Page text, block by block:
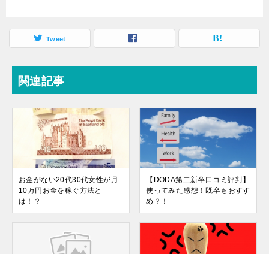
だからといってアフィリエイトが終わったと
決めつけるのは、まだ早いような気がしま
前に比べて、Googleのアルゴリズムの進化
し、またライバルも増えているので、アフィ
ことは確かです。しかし、そうは言っても、
絶対に稼げないわけ...
Tweet
関連記事
お金がない20代30代女性が月
10万円お金を稼ぐ方法と
は！？
【DODA第二新卒口コミ評判】
使ってみた感想！既卒もおすす
め？！